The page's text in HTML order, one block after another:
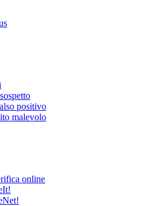
positivo
malevolo
online